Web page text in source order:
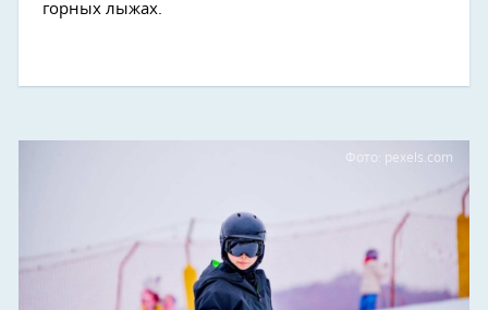
горных лыжах.
Фото: pexels.com